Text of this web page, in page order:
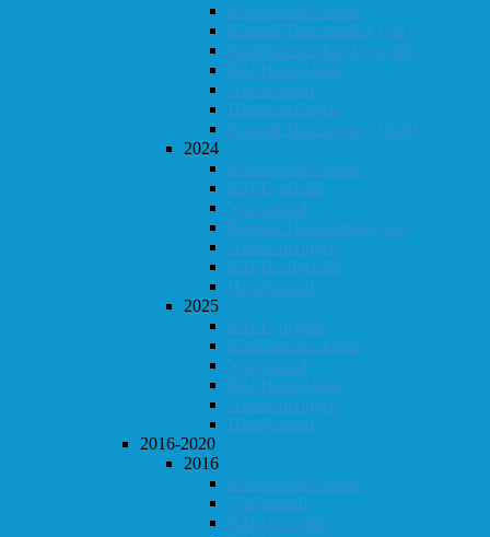
Klubbmesterskapet
Konrad Timestrening (vår)
Klubbmesterskap Lynsjakk
KM Hurtigsjakk
Høst-konrad
Høstturneringen
Konrad Timestrening (høst)
2024
Klubbmesterskapet
KM Lynsjakk
Vår-konrad
Konrad Timestrening (vår)
Høstturneringen
KM Hurtigsjakk
Høst-konrad
2025
KM Lynsjakk
Klubbmesterskapet
Vår-konrad
KM Hurtigsjakk
Høstturneringen
Høst-konrad
2016-2020
2016
Klubbmesterskapet
Vår-konrad
KM i lynsjakk